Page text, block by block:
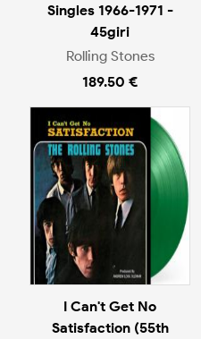
Singles 1966-1971 -
45giri
Rolling Stones
189.50 €
I Can't Get No
Satisfaction (55th